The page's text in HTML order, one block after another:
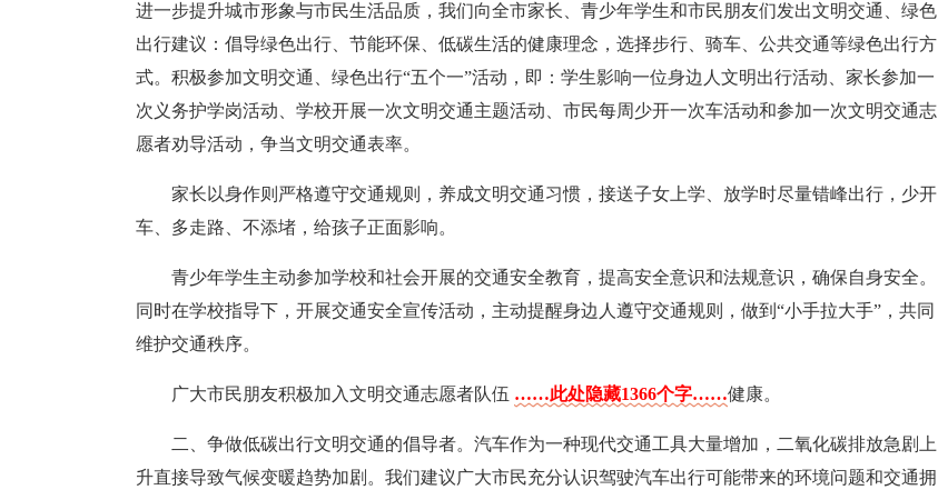
进一步提升城市形象与市民生活品质，我们向全市家长、青少年学生和市民朋友们发出文明交通、绿色
出行建议：倡导绿色出行、节能环保、低碳生活的健康理念，选择步行、骑车、公共交通等绿色出行方
式。积极参加文明交通、绿色出行“五个一”活动，即：学生影响一位身边人文明出行活动、家长参加一
次义务护学岗活动、学校开展一次文明交通主题活动、市民每周少开一次车活动和参加一次文明交通志
愿者劝导活动，争当文明交通表率。
家长以身作则严格遵守交通规则，养成文明交通习惯，接送子女上学、放学时尽量错峰出行，少开
车、多走路、不添堵，给孩子正面影响。
青少年学生主动参加学校和社会开展的交通安全教育，提高安全意识和法规意识，确保自身安全。
同时在学校指导下，开展交通安全宣传活动，主动提醒身边人遵守交通规则，做到“小手拉大手”，共同
维护交通秩序。
广大市民朋友积极加入文明交通志愿者队伍 ……此处隐藏1366个字……健康。
二、争做低碳出行文明交通的倡导者。汽车作为一种现代交通工具大量增加，二氧化碳排放急剧上
升直接导致气候变暖趋势加剧。我们建议广大市民充分认识驾驶汽车出行可能带来的环境问题和交通拥